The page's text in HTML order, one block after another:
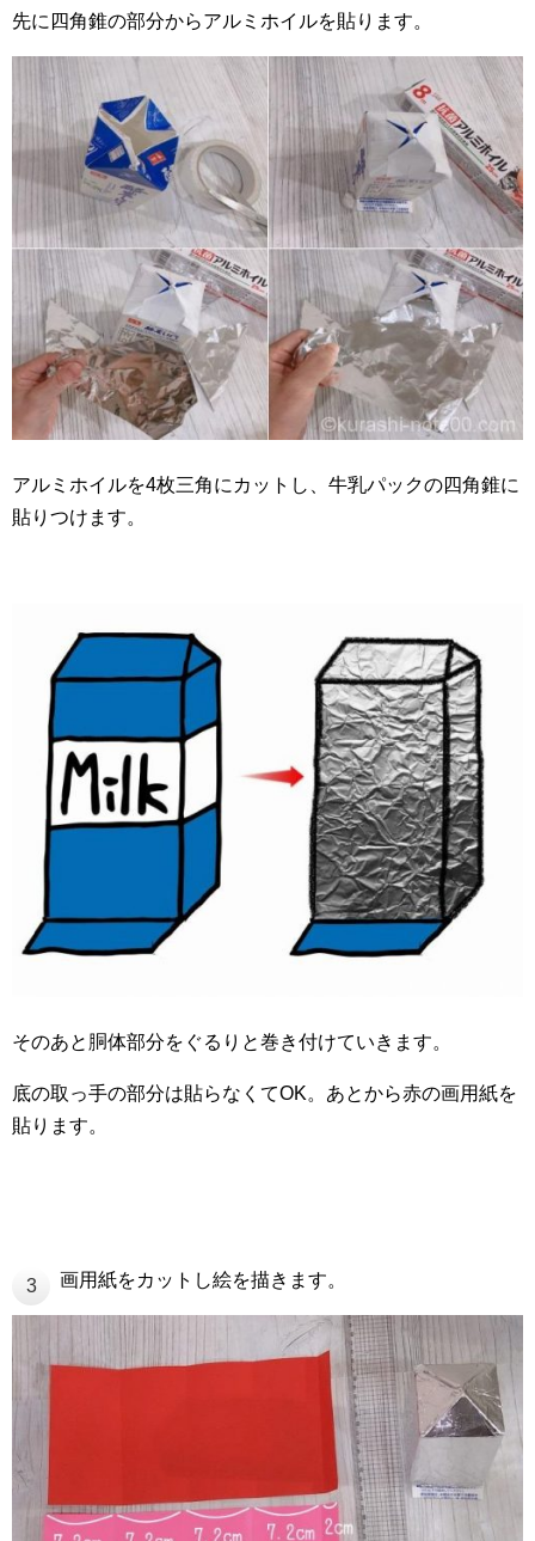
先に四角錐の部分からアルミホイルを貼ります。
アルミホイルを4枚三角にカットし、牛乳パックの四角錐に
貼りつけます。
そのあと胴体部分をぐるりと巻き付けていきます。
底の取っ手の部分は貼らなくてOK。あとから赤の画用紙を
貼ります。
3 画用紙をカットし絵を描きます。